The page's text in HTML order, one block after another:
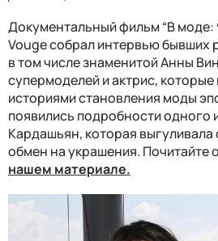
Документальный фильм “В моде:
Vouge собрал интервью бывших
в том числе знаменитой Анны
супермоделей и актрис,
историями становления моды
появились подробности одного
Кардашьян, которая
обмен на украшения. Почитайте
нашем материале.